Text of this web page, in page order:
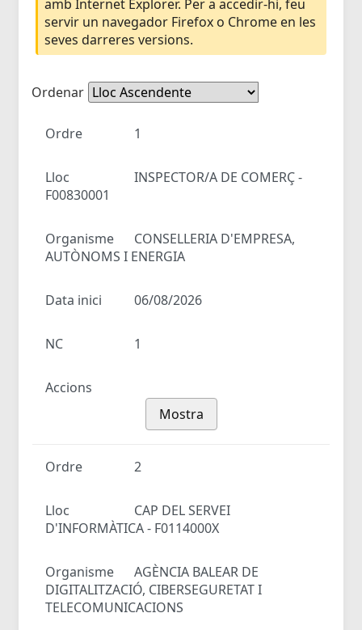
amb Internet Explorer. Per a accedir-hi, feu
servir un navegador Firefox o Chrome en les
seves darreres versions.
Ordenar
Ordre 1
Lloc
INSPECTOR/A DE COMERÇ -
F00830001
Organisme
CONSELLERIA D'EMPRESA,
AUTÒNOMS I ENERGIA
Data inici 06/08/2026
NC 1
Accions
Mostra
Ordre 2
Lloc
CAP DEL SERVEI
D'INFORMÀTICA - F0114000X
Organisme
AGÈNCIA BALEAR DE
DIGITALITZACIÓ, CIBERSEGURETAT I
TELECOMUNICACIONS